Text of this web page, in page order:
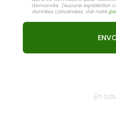
demande. (Aucune exploitation
données concervées. Voir notre
En